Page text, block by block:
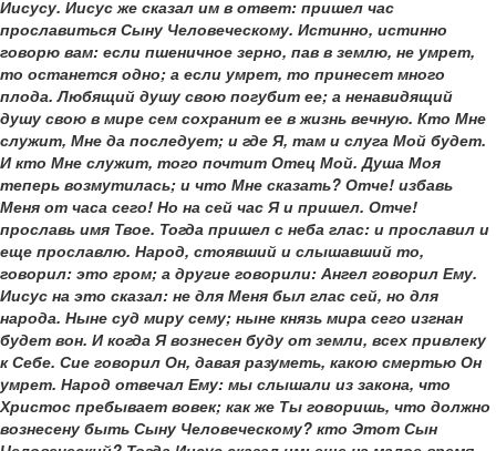
Иисусу. Иисус же сказал им в ответ: пришел час
прославиться Сыну Человеческому. Истинно, истинно
говорю вам: если пшеничное зерно, пав в землю, не умрет,
то останется одно; а если умрет, то принесет много
плода. Любящий душу свою погубит ее; а ненавидящий
душу свою в мире сем сохранит ее в жизнь вечную. Кто Мне
служит, Мне да последует; и где Я, там и слуга Мой будет.
И кто Мне служит, того почтит Отец Мой. Душа Моя
теперь возмутилась; и что Мне сказать? Отче! избавь
Меня от часа сего! Но на сей час Я и пришел. Отче!
прославь имя Твое. Тогда пришел с неба глас: и прославил и
еще прославлю. Народ, стоявший и слышавший то,
говорил: это гром; а другие говорили: Ангел говорил Ему.
Иисус на это сказал: не для Меня был глас сей, но для
народа. Ныне суд миру сему; ныне князь мира сего изгнан
будет вон. И когда Я вознесен буду от земли, всех привлеку
к Себе. Сие говорил Он, давая разуметь, какою смертью Он
умрет. Народ отвечал Ему: мы слышали из закона, что
Христос пребывает вовек; как же Ты говоришь, что должно
вознесену быть Сыну Человеческому? кто Этот Сын